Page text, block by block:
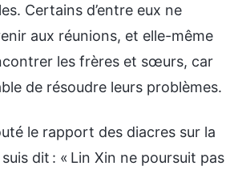
Certains d’entre eux ne
aux réunions, et elle-même
les frères et sœurs, car
de résoudre leurs problèmes.
le rapport des diacres sur la
dit : « Lin Xin ne poursuit pas